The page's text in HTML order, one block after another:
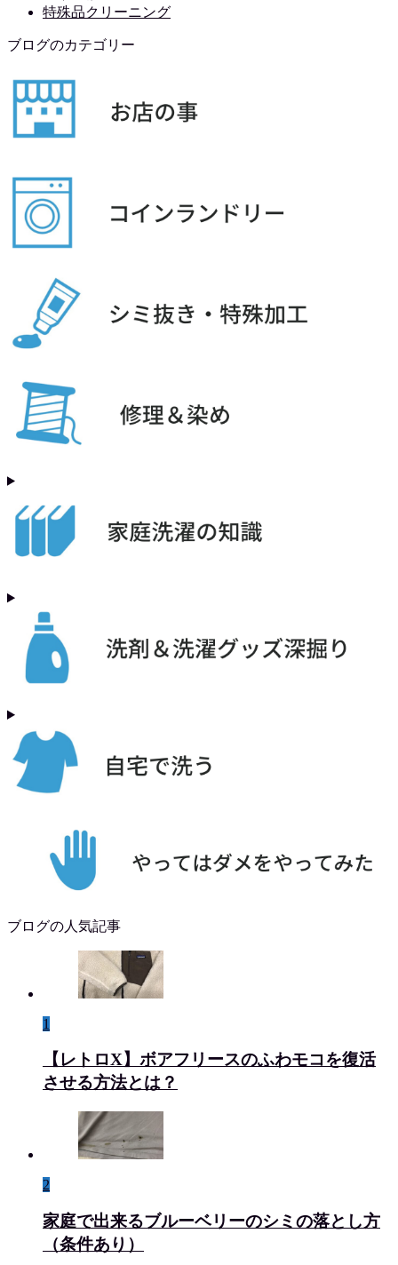
特殊品クリーニング
ブログのカテゴリー
ブログの人気記事
1
【レトロX】ボアフリースのふわモコを復活
させる方法とは？
2
家庭で出来るブルーベリーのシミの落とし方
（条件あり）